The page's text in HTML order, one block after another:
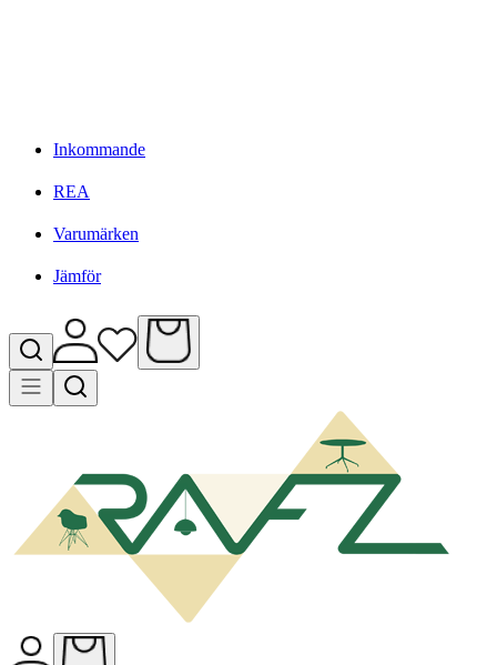
Inkommande
REA
Varumärken
Jämför